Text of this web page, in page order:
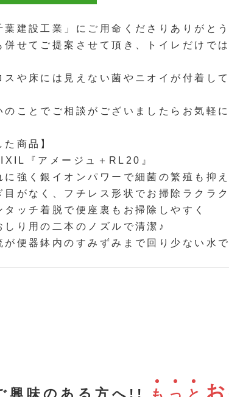
葉建設工業」にご用命くださりありがと
併せてご提案させて頂き、トイレだけで
スや床には見えない菌やニオイが付着し
のことでご相談がございましたらお気軽
た商品】
『アメージュ＋RL20』
に強く銀イオンパワーで細菌の繁殖も抑
目がなく、フチレス形状でお掃除ラクラク
タッチ着脱で便座裏もお掃除しやすく
しり用の二本のノズルで清潔♪
が便器鉢内のすみずみまで回り少ない水
興味のある方へ!!